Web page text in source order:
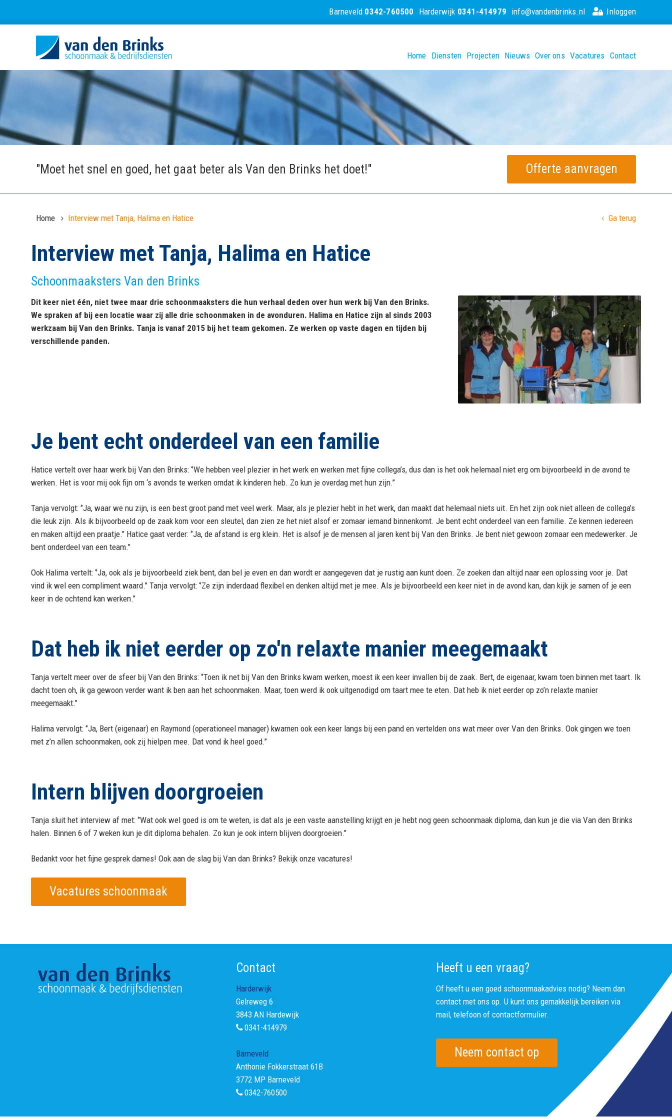
Inloggen
info@vandenbrinks.nl
Harderwijk 0341-414979
Barneveld 0342-760500
Home Diensten Projecten Nieuws Over ons Vacatures Contact
"Moet het snel en goed, het gaat beter als Van den Brinks het doet!" Offerte aanvragen
Home Interview met Tanja, Halima en Hatice Ga terug
Interview met Tanja, Halima en Hatice
Schoonmaaksters Van den Brinks
Dit keer niet één, niet twee maar drie schoonmaaksters die hun verhaal deden over hun werk bij Van den Brinks.
We spraken af bij een locatie waar zij alle drie schoonmaken in de avonduren. Halima en Hatice zijn al sinds 2003
werkzaam bij Van den Brinks. Tanja is vanaf 2015 bij het team gekomen. Ze werken op vaste dagen en tijden bij
verschillende panden.
Je bent echt onderdeel van een familie
Hatice vertelt over haar werk bij Van den Brinks: ‘’We hebben veel plezier in het werk en werken met fijne collega’s, dus dan is het ook helemaal niet erg om bijvoorbeeld in de avond te
werken. Het is voor mij ook fijn om ‘s avonds te werken omdat ik kinderen heb. Zo kun je overdag met hun zijn.’’
Tanja vervolgt: ‘’Ja, waar we nu zijn, is een best groot pand met veel werk. Maar, als je plezier hebt in het werk, dan maakt dat helemaal niets uit. En het zijn ook niet alleen de collega’s
die leuk zijn. Als ik bijvoorbeeld op de zaak kom voor een sleutel, dan zien ze het niet alsof er zomaar iemand binnenkomt. Je bent echt onderdeel van een familie. Ze kennen iedereen
en maken altijd een praatje.’’ Hatice gaat verder: ‘’Ja, de afstand is erg klein. Het is alsof je de mensen al jaren kent bij Van den Brinks. Je bent niet gewoon zomaar een medewerker. Je
bent onderdeel van een team.’’
Ook Halima vertelt: ‘’Ja, ook als je bijvoorbeeld ziek bent, dan bel je even en dan wordt er aangegeven dat je rustig aan kunt doen. Ze zoeken dan altijd naar een oplossing voor je. Dat
vind ik wel een compliment waard.’’ Tanja vervolgt: ‘’Ze zijn inderdaad flexibel en denken altijd met je mee. Als je bijvoorbeeld een keer niet in de avond kan, dan kijk je samen of je een
keer in de ochtend kan werken.’’
Dat heb ik niet eerder op zo'n relaxte manier meegemaakt
Tanja vertelt meer over de sfeer bij Van den Brinks: ‘’Toen ik net bij Van den Brinks kwam werken, moest ik een keer invallen bij de zaak. Bert, de eigenaar, kwam toen binnen met taart. Ik
dacht toen oh, ik ga gewoon verder want ik ben aan het schoonmaken. Maar, toen werd ik ook uitgenodigd om taart mee te eten. Dat heb ik niet eerder op zo’n relaxte manier
meegemaakt.’’
Halima vervolgt: ‘’Ja, Bert (eigenaar) en Raymond (operationeel manager) kwamen ook een keer langs bij een pand en vertelden ons wat meer over Van den Brinks. Ook gingen we toen
met z’n allen schoonmaken, ook zij hielpen mee. Dat vond ik heel goed.’’
Intern blijven doorgroeien
Tanja sluit het interview af met: ‘’Wat ook wel goed is om te weten, is dat als je een vaste aanstelling krijgt en je hebt nog geen schoonmaak diploma, dan kun je die via Van den Brinks
halen. Binnen 6 of 7 weken kun je dit diploma behalen. Zo kun je ook intern blijven doorgroeien.’’
Bedankt voor het fijne gesprek dames! Ook aan de slag bij Van dan Brinks? Bekijk onze vacatures!
Vacatures schoonmaak
Contact
Harderwijk
Gelreweg 6
3843 AN Hardewijk
0341-414979
Barneveld
Anthonie Fokkerstraat 61B
3772 MP Barneveld
0342-760500
Heeft u een vraag?
Of heeft u een goed schoonmaakadvies nodig? Neem dan
contact met ons op. U kunt ons gemakkelijk bereiken via
mail, telefoon of contactformulier.
Neem contact op